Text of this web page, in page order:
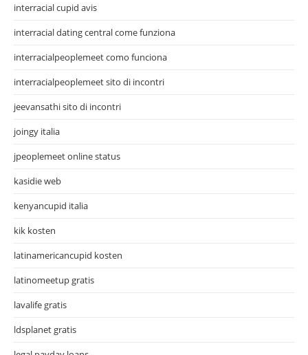
interracial cupid avis
interracial dating central come funziona
interracialpeoplemeet como funciona
interracialpeoplemeet sito di incontri
jeevansathi sito di incontri
joingy italia
jpeoplemeet online status
kasidie web
kenyancupid italia
kik kosten
latinamericancupid kosten
latinomeetup gratis
lavalife gratis
ldsplanet gratis